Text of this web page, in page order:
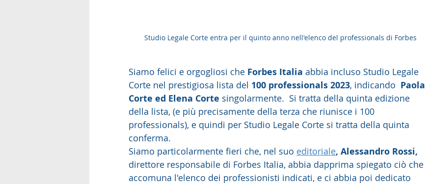
Studio Legale Corte entra per il quinto anno nell'elenco del professionals di Forbes
Siamo felici e orgogliosi che Forbes Italia abbia incluso Studio Legale
Corte nel prestigiosa lista del 100 professionals 2023, indicando Paola
Corte ed Elena Corte singolarmente.  Si tratta della quinta edizione
della lista, (e più precisamente della terza che riunisce i 100
professionals), e quindi per Studio Legale Corte si tratta della quinta
conferma.
Siamo particolarmente fieri che, nel suo editoriale, Alessandro Rossi,
direttore responsabile di Forbes Italia, abbia dapprima spiegato ciò che
accomuna l'elenco dei professionisti indicati, e ci abbia poi dedicato